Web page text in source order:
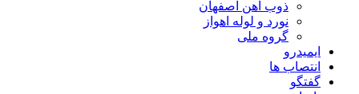
ذوب آهن اصفهان
نورد و لوله اهواز
گروه ملی
ایمیدرو
انتصاب ها
گفتگو